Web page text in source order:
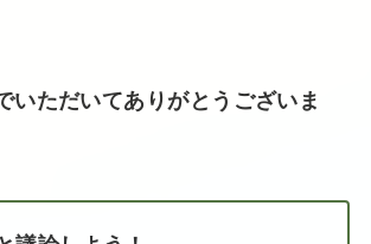
いただいてありがとうございま